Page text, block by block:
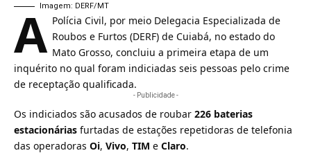
Imagem: DERF/MT
A Polícia Civil, por meio Delegacia Especializada de
Roubos e Furtos (DERF) de Cuiabá, no estado do
Mato Grosso, concluiu a primeira etapa de um
inquérito no qual foram indiciadas seis pessoas pelo crime
de receptação qualificada.
- Publicidade -
Os indiciados são acusados de roubar 226 baterias
estacionárias furtadas de estações repetidoras de telefonia
das operadoras Oi, Vivo, TIM e Claro.